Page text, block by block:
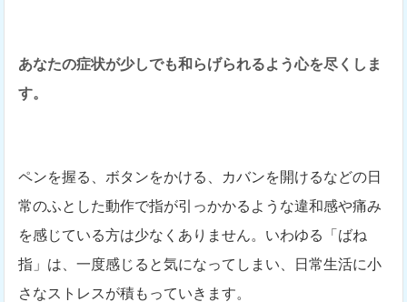
あなたの症状が少しでも和らげられるよう心を尽くしま
す。
ペンを握る、ボタンをかける、カバンを開けるなどの日
常のふとした動作で指が引っかかるような違和感や痛み
を感じている方は少なくありません。いわゆる「ばね
指」は、一度感じると気になってしまい、日常生活に小
さなストレスが積もっていきます。